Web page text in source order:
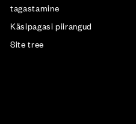
tagastamine
Käsipagasi piirangud
Site tree